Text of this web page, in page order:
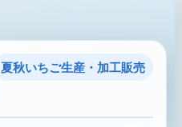
夏秋いちご生産・加工販売